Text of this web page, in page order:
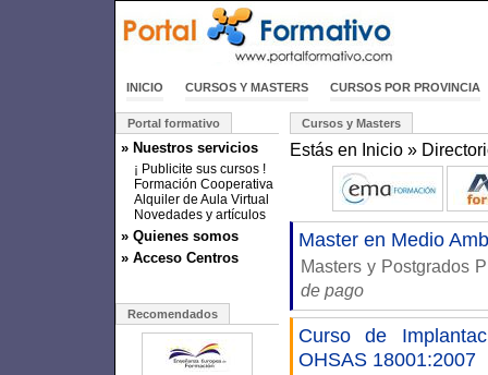
INICIO CURSOS Y MASTERS CURSOS POR PROVINCIA
Portal formativo
» Nuestros servicios
¡ Publicite sus cursos !
Formación Cooperativa
Alquiler de Aula Virtual
Novedades y artículos
» Quienes somos
» Acceso Centros
Recomendados
Cursos y Masters
Estás en Inicio »
Master en Medio
Masters y Postgrados
de pago
Curso de
OHSAS 18001:2007